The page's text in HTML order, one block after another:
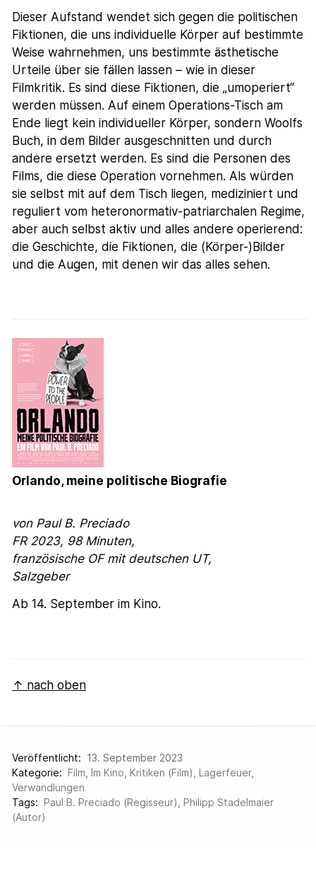
Dieser Aufstand wendet sich gegen die politischen
Fiktionen, die uns individuelle Körper auf bestimmte
Weise wahrnehmen, uns bestimmte ästhetische
Urteile über sie fällen lassen – wie in dieser
Filmkritik. Es sind diese Fiktionen, die „umoperiert“
werden müssen. Auf einem Operations-Tisch am
Ende liegt kein individueller Körper, sondern Woolfs
Buch, in dem Bilder ausgeschnitten und durch
andere ersetzt werden. Es sind die Personen des
Films, die diese Operation vornehmen. Als würden
sie selbst mit auf dem Tisch liegen, mediziniert und
reguliert vom heteronormativ-patriarchalen Regime,
aber auch selbst aktiv und alles andere operierend:
die Geschichte, die Fiktionen, die (Körper-)Bilder
und die Augen, mit denen wir das alles sehen.
Orlando, meine politische Biografie
von Paul B. Preciado
FR 2023, 98 Minuten,
französische OF mit deutschen UT,
Salzgeber
Ab 14. September im Kino.
↑ nach oben
Veröffentlicht: 13. September 2023
Kategorie: Film ,Im Kino ,Kritiken (Film) ,Lagerfeuer,
Verwandlungen
Tags: Paul B. Preciado (Regisseur) ,Philipp Stadelmaier
(Autor)